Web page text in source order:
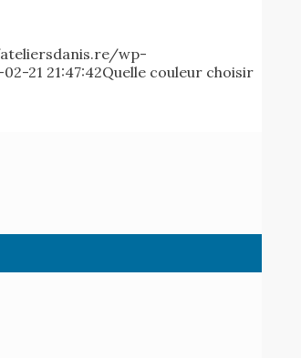
wp-
21 21:47:42Quelle couleur choisir